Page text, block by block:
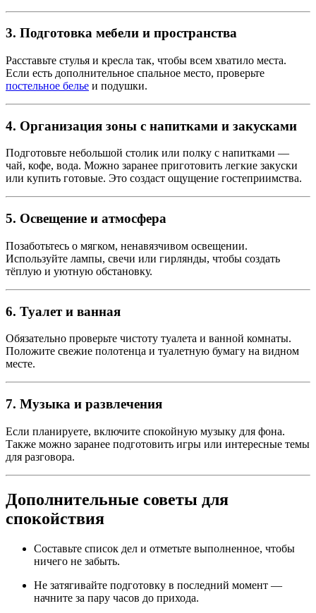
3. Подготовка мебели и пространства
Расставьте стулья и кресла так, чтобы всем хватило места.
Если есть дополнительное спальное место, проверьте
постельное белье и подушки.
4. Организация зоны с напитками и закусками
Подготовьте небольшой столик или полку с напитками —
чай, кофе, вода. Можно заранее приготовить легкие закуски
или купить готовые. Это создаст ощущение гостеприимства.
5. Освещение и атмосфера
Позаботьтесь о мягком, ненавязчивом освещении.
Используйте лампы, свечи или гирлянды, чтобы создать
тёплую и уютную обстановку.
6. Туалет и ванная
Обязательно проверьте чистоту туалета и ванной комнаты.
Положите свежие полотенца и туалетную бумагу на видном
месте.
7. Музыка и развлечения
Если планируете, включите спокойную музыку для фона.
Также можно заранее подготовить игры или интересные темы
для разговора.
Дополнительные советы для
спокойствия
Составьте список дел и отметьте выполненное, чтобы
ничего не забыть.
Не затягивайте подготовку в последний момент —
начните за пару часов до прихода.